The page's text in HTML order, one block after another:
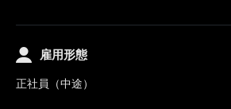
雇用形態
正社員（中途）